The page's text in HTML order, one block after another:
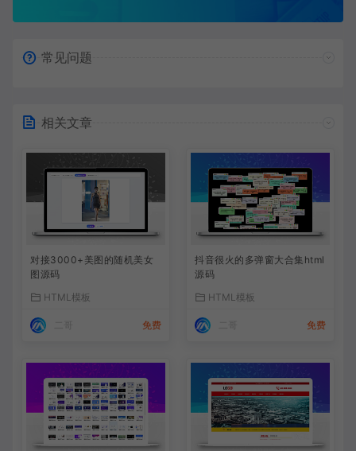
常见问题
相关文章
对接3000+美图的随机美女
图源码
HTML模板
免费
抖音很火的多弹窗大合集html
源码
HTML模板
免费